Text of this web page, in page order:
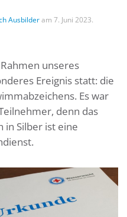
Ausbilderam 7. Juni 2023.
unseres
Ereignis statt: die
Es war
denn das
in Silber ist eine